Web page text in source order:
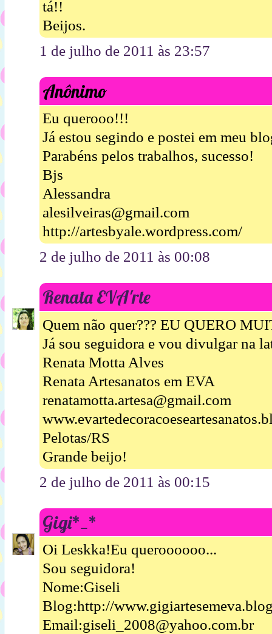
tá!!
Beijos.
1 de julho de 2011 às 23:57
Anônimo
Eu querooo!!!
Já estou segindo e postei em meu
Parabéns pelos trabalhos, sucesso!
Bjs
Alessandra
alesilveiras@gmail.com
http://artesbyale.wordpress.com/
2 de julho de 2011 às 00:08
Renata EVA'rte
Quem não quer??? EU QUERO
Já sou seguidora e vou divulgar na
Renata Motta Alves
Renata Artesanatos em EVA
renatamotta.artesa@gmail.com
Pelotas/RS
Grande beijo!
2 de julho de 2011 às 00:15
Gigi*_*
Oi Leskka!Eu queroooooo...
Sou seguidora!
Nome:Giseli
Blog:http://
Email:giseli_2008@yahoo.com.br